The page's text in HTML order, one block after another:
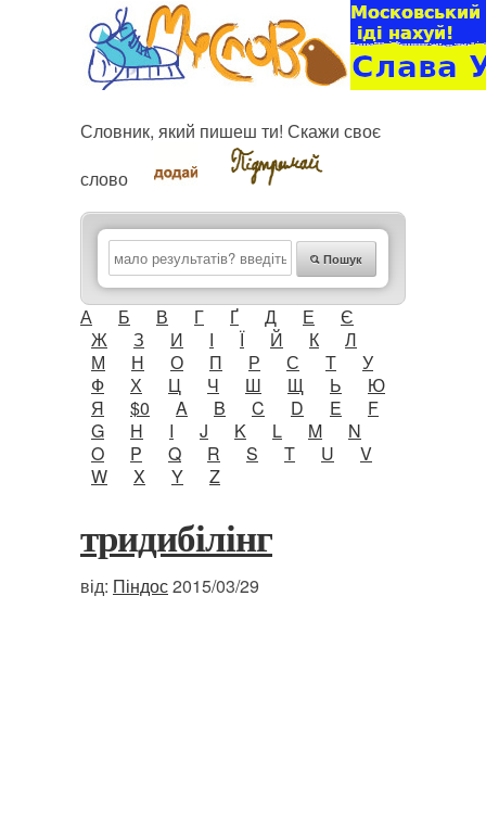
Словник, який пишеш ти! Скажи своє
слово
Пошук
А Б В Г Ґ Д Е
Є
Ж
З И І Ї Й К
Л
М
Н О П Р С Т
У
Ф
Х Ц Ч Ш Щ Ь
Ю
Я
$0 A B C D E
F
G
H I J K L M
N
O
P Q R S T U
V
W
X Y Z
тридибілінг
від: Піндос2015/03/29